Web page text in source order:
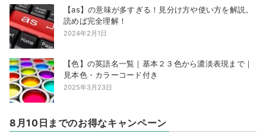
【as】の意味が多すぎる！見分け方や使い方を解説。
読めば完全理解！
2024年2月1日
【色】の英語名一覧｜基本２３色から濃淡表現まで｜
見本色・カラーコード付き
2025年3月23日
8月10日までのお得なキャンペーン